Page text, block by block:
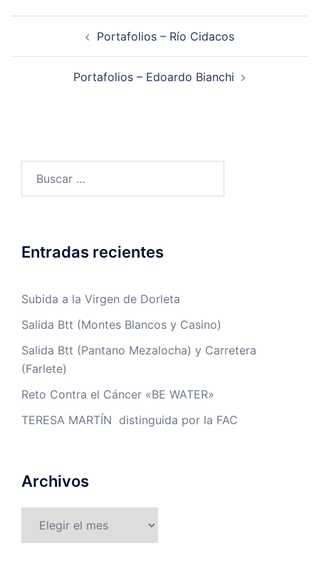
Portafolios – Río Cidacos
Portafolios – Edoardo Bianchi
Entradas recientes
Subida a la Virgen de Dorleta
Salida Btt (Montes Blancos y Casino)
Salida Btt (Pantano Mezalocha) y Carretera
(Farlete)
Reto Contra el Cáncer «BE WATER»
TERESA MARTÍN distinguida por la FAC
Archivos